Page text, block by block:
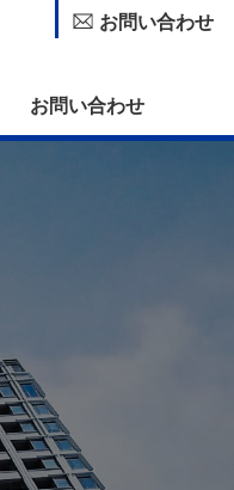
お問い合わせ
お問い合わせ